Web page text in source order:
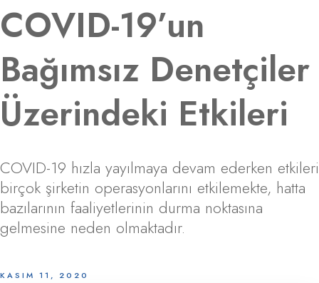
COVID-19’un
Bağımsız Denetçiler
Üzerindeki Etkileri
COVID-19 hızla yayılmaya devam ederken etkileri
birçok şirketin operasyonlarını etkilemekte, hatta
bazılarının faaliyetlerinin durma noktasına
gelmesine neden olmaktadır.
KASIM 11, 2020